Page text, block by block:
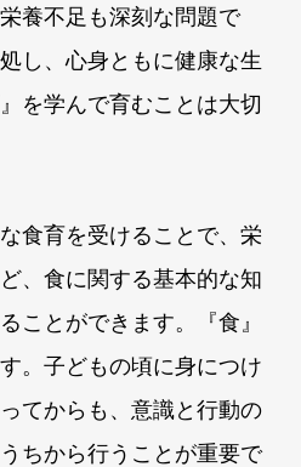
養不足も深刻な問題で
し、心身ともに健康な生
を学んで育むことは大切
食育を受けることで、栄
、食に関する基本的な知
ことができます。『食』
。子どもの頃に身につけ
てからも、意識と行動の
ちから行うことが重要で